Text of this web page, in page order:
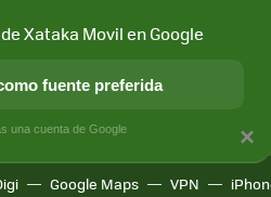
APLICACIONES
Google Maps VPN
×
Xataka Movil en Google
fuente preferida
una cuenta de Google